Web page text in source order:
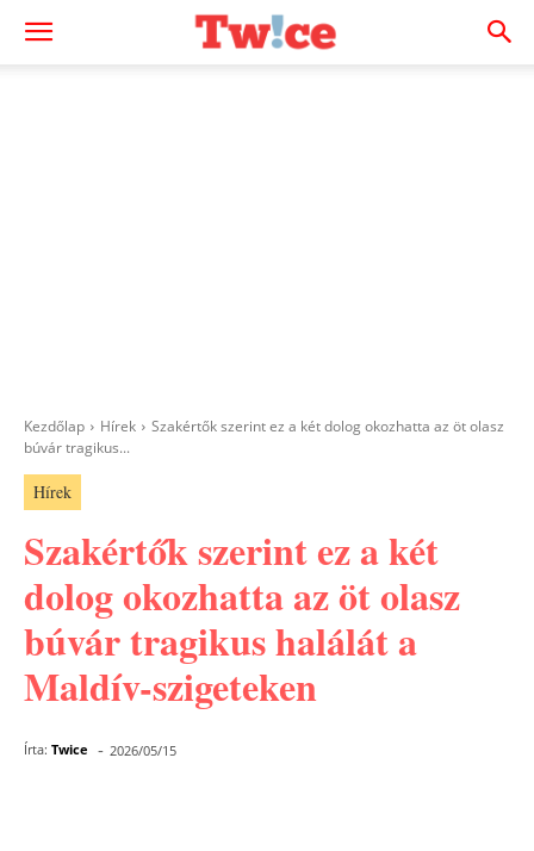
Kezdőlap Hírek
Szakértők szerint ez a két dolog okozhatta az öt olasz
búvár tragikus...
Hírek
Szakértők szerint ez a két
dolog okozhatta az öt olasz
búvár tragikus halálát a
Maldív-szigeteken
Írta: Twice - 2026/05/15